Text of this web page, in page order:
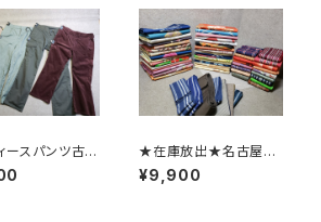
スパンツ古着
ート●大量/
れ/卸/福袋
★在庫放出★名古屋帯
●半幅帯●袋帯など●
アソート●古着衛門店
¥9,900